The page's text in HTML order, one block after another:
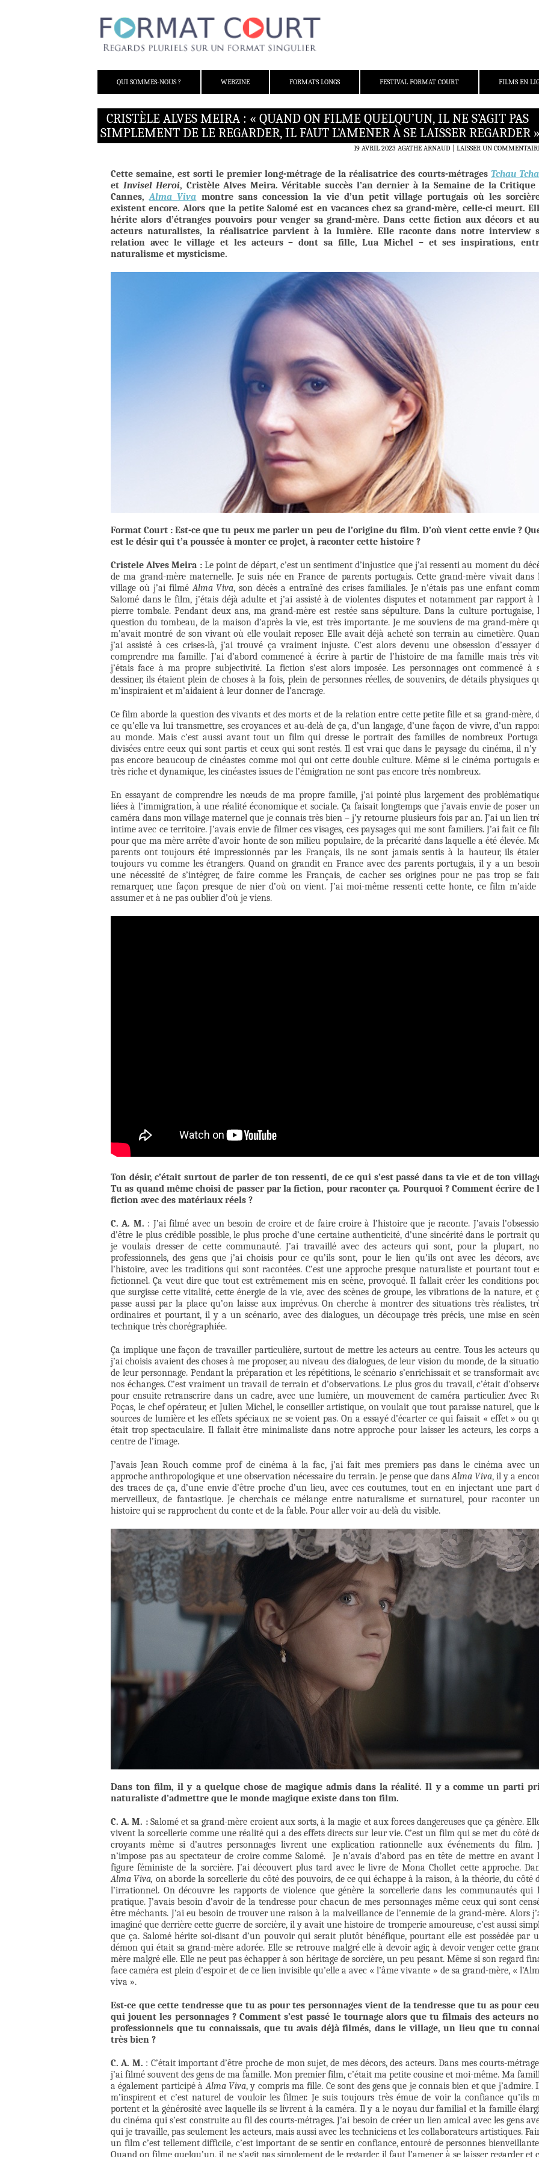
QUI SOMMES-NOUS ?
WEBZINE FORMATS LONGS FESTIVAL FORMAT COURT FILMS EN
CRISTÈLE ALVES MEIRA : « QUAND ON FILME QUELQU’UN, IL NE S’AGIT PAS
SIMPLEMENT DE LE REGARDER, IL FAUT L’AMENER À SE LAISSER REGARDER »
19 AVRIL 2023 AGATHE ARNAUD LAISSER UN
Cette semaine, est sorti le premier long-métrage de la réalisatrice des courts-métrages Tchau
et Invisel Heroi, Cristèle Alves Meira. Véritable succès l’an dernier à la Semaine de la Critique
Cannes,Alma Viva montre sans concession la vie d’un petit village portugais où les
existent encore. Alors que la petite Salomé est en vacances chez sa grand-mère, celle-ci meurt.
hérite alors d’étranges pouvoirs pour venger sa grand-mère. Dans cette fiction aux décors et
acteurs naturalistes, la réalisatrice parvient à la lumière. Elle raconte dans notre interview
relation avec le village et les acteurs – dont sa fille, Lua Michel – et ses inspirations,
naturalisme et mysticisme.
Format Court : Est-ce que tu peux me parler un peu de l’origine du film. D’où vient cette envie ?
est le désir qui t’a poussée à monter ce projet, à raconter cette histoire ?
Cristele Alves Meira :Le point de départ, c’est un sentiment d’injustice que j’ai ressenti au moment du
de ma grand-mère maternelle. Je suis née en France de parents portugais. Cette grand-mère vivait dans
village où j’ai filméAlma Viva, son décès a entraîné des crises familiales. Je n’étais pas une enfant
Salomé dans le film, j’étais déjà adulte et j’ai assisté à de violentes disputes et notamment par rapport à
pierre tombale. Pendant deux ans, ma grand-mère est restée sans sépulture. Dans la culture portugaise,
question du tombeau, de la maison d’après la vie, est très importante. Je me souviens de ma grand-mère
m’avait montré de son vivant où elle voulait reposer. Elle avait déjà acheté son terrain au cimetière.
j’ai assisté à ces crises-là, j’ai trouvé ça vraiment injuste. C’est alors devenu une obsession d’essayer
comprendre ma famille. J’ai d’abord commencé à écrire à partir de l’histoire de ma famille mais très
j’étais face à ma propre subjectivité. La fiction s’est alors imposée. Les personnages ont commencé à
dessiner, ils étaient plein de choses à la fois, plein de personnes réelles, de souvenirs, de détails physiques
m’inspiraient et m’aidaient à leur donner de l’ancrage.
Ce film aborde la question des vivants et des morts et de la relation entre cette petite fille et sa grand-mère,
ce qu’elle va lui transmettre, ses croyances et au-delà de ça, d’un langage, d’une façon de vivre, d’un
au monde. Mais c’est aussi avant tout un film qui dresse le portrait des familles de nombreux
divisées entre ceux qui sont partis et ceux qui sont restés. Il est vrai que dans le paysage du cinéma, il n’y
pas encore beaucoup de cinéastes comme moi qui ont cette double culture. Même si le cinéma portugais
très riche et dynamique, les cinéastes issues de l’émigration ne sont pas encore très nombreux.
En essayant de comprendre les nœuds de ma propre famille, j’ai pointé plus largement des
liées à l’immigration, à une réalité économique et sociale. Ça faisait longtemps que j’avais envie de poser
caméra dans mon village maternel que je connais très bien – j’y retourne plusieurs fois par an. J’ai un lien
intime avec ce territoire. J’avais envie de filmer ces visages, ces paysages qui me sont familiers. J’ai fait ce
pour que ma mère arrête d’avoir honte de son milieu populaire, de la précarité dans laquelle a été élevée.
parents ont toujours été impressionnés par les Français, ils ne sont jamais sentis à la hauteur, ils
toujours vu comme les étrangers. Quand on grandit en France avec des parents portugais, il y a un
une nécessité de s’intégrer, de faire comme les Français, de cacher ses origines pour ne pas trop se
remarquer, une façon presque de nier d’où on vient. J’ai moi-même ressenti cette honte, ce film m’aide
assumer et à ne pas oublier d’où je viens.
Ton désir, c’était surtout de parler de ton ressenti, de ce qui s’est passé dans ta vie et de ton
Tu as quand même choisi de passer par la fiction, pour raconter ça. Pourquoi ? Comment écrire de
fiction avec des matériaux réels ?
C. A. M. : J’ai filmé avec un besoin de croire et de faire croire à l’histoire que je raconte. J’avais
d’être le plus crédible possible, le plus proche d’une certaine authenticité, d’une sincérité dans le portrait
je voulais dresser de cette communauté. J’ai travaillé avec des acteurs qui sont, pour la plupart,
professionnels, des gens que j’ai choisis pour ce qu’ils sont, pour le lien qu’ils ont avec les décors,
l’histoire, avec les traditions qui sont racontées. C’est une approche presque naturaliste et pourtant tout
fictionnel. Ça veut dire que tout est extrêmement mis en scène, provoqué. Il fallait créer les conditions
que surgisse cette vitalité, cette énergie de la vie, avec des scènes de groupe, les vibrations de la nature, et
passe aussi par la place qu’on laisse aux imprévus. On cherche à montrer des situations très réalistes,
ordinaires et pourtant, il y a un scénario, avec des dialogues, un découpage très précis, une mise en
technique très chorégraphiée.
Ça implique une façon de travailler particulière, surtout de mettre les acteurs au centre. Tous les acteurs
j’ai choisis avaient des choses à me proposer, au niveau des dialogues, de leur vision du monde, de la
de leur personnage. Pendant la préparation et les répétitions, le scénario s’enrichissait et se transformait
nos échanges. C’est vraiment un travail de terrain et d’observations. Le plus gros du travail, c’était
pour ensuite retranscrire dans un cadre, avec une lumière, un mouvement de caméra particulier. Avec
Poças, le chef opérateur, et Julien Michel, le conseiller artistique, on voulait que tout paraisse naturel, que
sources de lumière et les effets spéciaux ne se voient pas. On a essayé d’écarter ce qui faisait « effet » ou
était trop spectaculaire. Il fallait être minimaliste dans notre approche pour laisser les acteurs, les corps
centre de l’image.
J’avais Jean Rouch comme prof de cinéma à la fac, j’ai fait mes premiers pas dans le cinéma avec
approche anthropologique et une observation nécessaire du terrain. Je pense que dansAlma Viva, il y a
des traces de ça, d’une envie d’être proche d’un lieu, avec ces coutumes, tout en en injectant une part
merveilleux, de fantastique. Je cherchais ce mélange entre naturalisme et surnaturel, pour raconter
histoire qui se rapprochent du conte et de la fable. Pour aller voir au-delà du visible.
Dans ton film, il y a quelque chose de magique admis dans la réalité. Il y a comme un parti
naturaliste d’admettre que le monde magique existe dans ton film.
C. A. M. : Salomé et sa grand-mère croient aux sorts, à la magie et aux forces dangereuses que ça génère.
vivent la sorcellerie comme une réalité qui a des effets directs sur leur vie. C’est un film qui se met du côté
croyants même si d’autres personnages livrent une explication rationnelle aux événements du film.
n’impose pas au spectateur de croire comme Salomé. Je n’avais d’abord pas en tête de mettre en avant
figure féministe de la sorcière. J’ai découvert plus tard avec le livre de Mona Chollet cette approche.
Alma Viva, on aborde la sorcellerie du côté des pouvoirs, de ce qui échappe à la raison, à la théorie, du côté
l’irrationnel. On découvre les rapports de violence que génère la sorcellerie dans les communautés qui
pratique. J’avais besoin d’avoir de la tendresse pour chacun de mes personnages même ceux qui sont
être méchants. J’ai eu besoin de trouver une raison à la malveillance de l’ennemie de la grand-mère. Alors
imaginé que derrière cette guerre de sorcière, il y avait une histoire de tromperie amoureuse, c’est aussi
que ça. Salomé hérite soi-disant d’un pouvoir qui serait plutôt bénéfique, pourtant elle est possédée par
démon qui était sa grand-mère adorée. Elle se retrouve malgré elle à devoir agir, à devoir venger cette
mère malgré elle. Elle ne peut pas échapper à son héritage de sorcière, un peu pesant. Même si son regard
face caméra est plein d’espoir et de ce lien invisible qu’elle a avec « l’âme vivante » de sa grand-mère, «
viva ».
Est-ce que cette tendresse que tu as pour tes personnages vient de la tendresse que tu as pour
qui jouent les personnages ? Comment s’est passé le tournage alors que tu filmais des acteurs
professionnels que tu connaissais, que tu avais déjà filmés, dans le village, un lieu que tu
très bien ?
C. A. M. : C’était important d’être proche de mon sujet, de mes décors, des acteurs. Dans mes courts-
j’ai filmé souvent des gens de ma famille. Mon premier film, c’était ma petite cousine et moi-même. Ma
a également participé àAlma Viva, y compris ma fille. Ce sont des gens que je connais bien et que j’admire.
m’inspirent et c’est naturel de vouloir les filmer. Je suis toujours très émue de voir la confiance qu’ils
portent et la générosité avec laquelle ils se livrent à la caméra. Il y a le noyau dur familial et la famille
du cinéma qui s’est construite au fil des courts-métrages. J’ai besoin de créer un lien amical avec les gens
qui je travaille, pas seulement les acteurs, mais aussi avec les techniciens et les collaborateurs artistiques.
un film c’est tellement difficile, c’est important de se sentir en confiance, entouré de personnes
Quand on filme quelqu’un, il ne s’agit pas simplement de le regarder, il faut l’amener à se laisser regarder et